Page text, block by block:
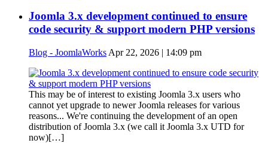
Joomla 3.x development continued to ensure
code security & support modern PHP versions
Blog - JoomlaWorks Apr 22, 2026 | 14:09 pm
This may be of interest to existing Joomla 3.x users who
cannot yet upgrade to newer Joomla releases for various
reasons... We're continuing the development of an open
distribution of Joomla 3.x (we call it Joomla 3.x UTD for
now)[…]